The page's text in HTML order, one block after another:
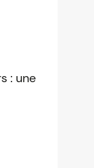
: une